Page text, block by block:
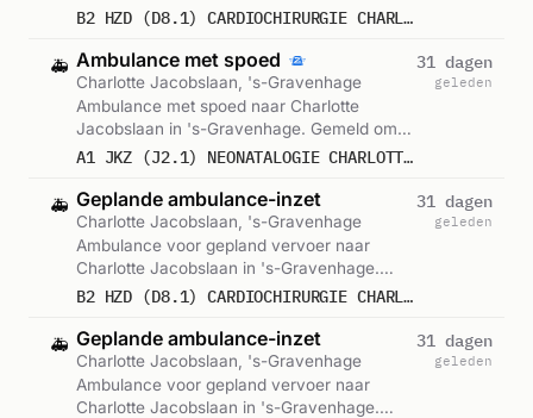
Gemeld om 14:02.
B2 HZD (D8.1) CARDIOCHIRURGIE CHARLOTTE JACOBSLAAN SGRAVH : 15225
🚑 Ambulance met spoed
Charlotte Jacobslaan, 's-Gravenhage
Ambulance met spoed naar Charlotte
Jacobslaan in 's-Gravenhage. Gemeld om
14:06.
A1 JKZ (J2.1) NEONATALOGIE CHARLOTTE JACOBSLAAN SGRAVH : 15131
31 dagen
geleden
🚑 Geplande ambulance-inzet
Charlotte Jacobslaan, 's-Gravenhage
Ambulance voor gepland vervoer naar
Charlotte Jacobslaan in 's-Gravenhage.
Gemeld om 14:24.
B2 HZD (D8.1) CARDIOCHIRURGIE CHARLOTTE JACOBSLAAN SGRAVH : 15230
31 dagen
geleden
🚑 Geplande ambulance-inzet
Charlotte Jacobslaan, 's-Gravenhage
Ambulance voor gepland vervoer naar
Charlotte Jacobslaan in 's-Gravenhage.
31 dagen
geleden